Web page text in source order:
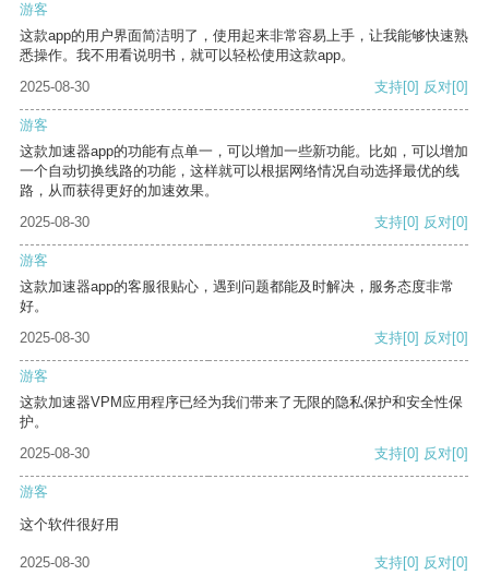
游客
这款app的用户界面简洁明了，使用起来非常容易上手，让我能够快速熟
悉操作。我不用看说明书，就可以轻松使用这款app。
2025-08-30
支持[0] 反对[0]
游客
这款加速器app的功能有点单一，可以增加一些新功能。比如，可以增加
一个自动切换线路的功能，这样就可以根据网络情况自动选择最优的线
路，从而获得更好的加速效果。
2025-08-30
支持[0] 反对[0]
游客
这款加速器app的客服很贴心，遇到问题都能及时解决，服务态度非常
好。
2025-08-30
支持[0] 反对[0]
游客
这款加速器VPM应用程序已经为我们带来了无限的隐私保护和安全性保
护。
2025-08-30
支持[0] 反对[0]
游客
这个软件很好用
2025-08-30 支持[0] 反对[0]